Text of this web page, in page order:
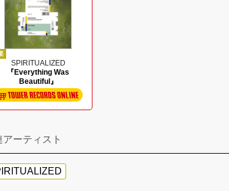
SPIRITUALIZED
『Everything Was
Beautiful』
アーティスト